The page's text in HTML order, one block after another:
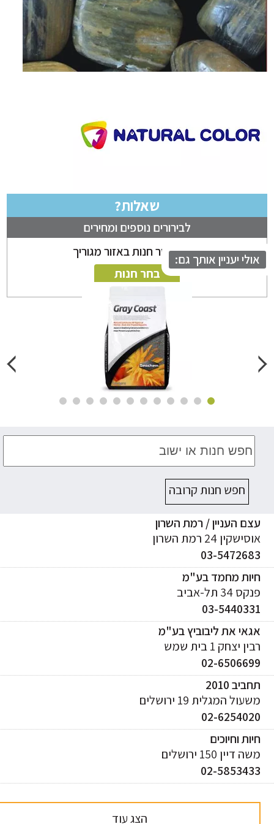
שאלות?
לבירורים נוספים ומחירים
ניתן לבחור חנות באזור מגוריך
בחר חנות
יעניין אותך גם:
חפש חנות קרובה
העניין / רמת השרון
24 רמת השרון
03-
מחמד בע"מ
34 תל-אביב
03-
את ליבוביץ בע"מ
יצחק 1 בית שמש
02-
2010
המגלית 19 ירושלים
02-
וחיוכים
150 ירושלים
02-
הצג עוד